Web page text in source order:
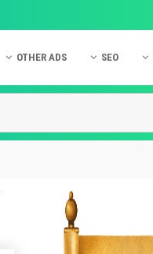
OTHER ADS
Quảng cáo Online
Quảng cáo Skype
SEO